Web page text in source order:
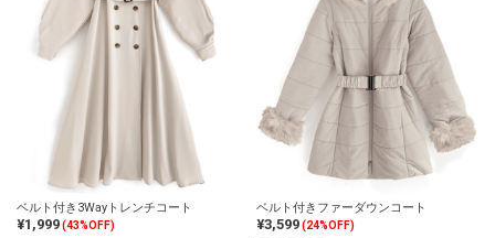
ベルト付き3Wayトレンチコート
¥1,999(43%OFF)
ベルト付きファーダウンコート
¥3,599(24%OFF)